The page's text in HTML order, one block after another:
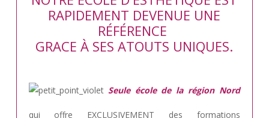
RAPIDEMENT DEVENUE UNE
RÉFÉRENCE
GRACE À SES ATOUTS UNIQUES.
Seule école de la région Nord
qui offre EXCLUSIVEMENT des formations